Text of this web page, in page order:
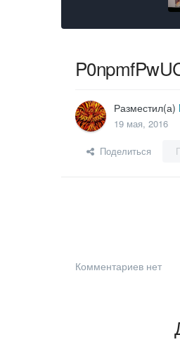
Разместил(а)
19 мая, 2016
Поделиться
Комментариев нет